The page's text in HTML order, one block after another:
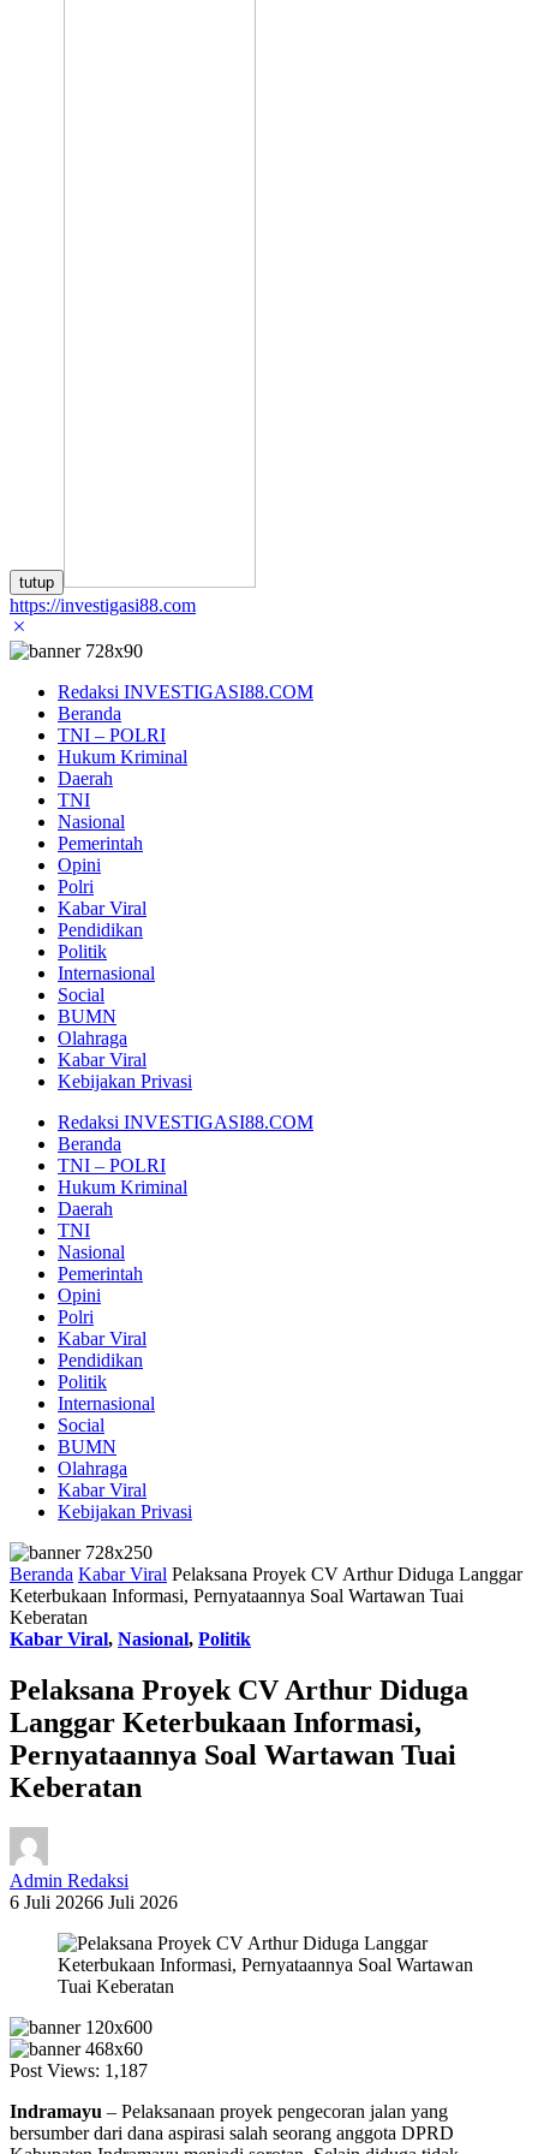
tutup
https://investigasi88.com
Redaksi INVESTIGASI88.COM
Beranda
TNI – POLRI
Hukum Kriminal
Daerah
TNI
Nasional
Pemerintah
Opini
Polri
Kabar Viral
Pendidikan
Politik
Internasional
Social
BUMN
Olahraga
Kabar Viral
Kebijakan Privasi
Redaksi INVESTIGASI88.COM
Beranda
TNI – POLRI
Hukum Kriminal
Daerah
TNI
Nasional
Pemerintah
Opini
Polri
Kabar Viral
Pendidikan
Politik
Internasional
Social
BUMN
Olahraga
Kabar Viral
Kebijakan Privasi
Beranda Kabar Viral Pelaksana Proyek CV Arthur Diduga Langgar
Keterbukaan Informasi, Pernyataannya Soal Wartawan Tuai
Keberatan
Kabar Viral, Nasional, Politik
Pelaksana Proyek CV Arthur Diduga
Langgar Keterbukaan Informasi,
Pernyataannya Soal Wartawan Tuai
Keberatan
Admin Redaksi
6 Juli 20266 Juli 2026
Post Views: 1,187
Indramayu – Pelaksanaan proyek pengecoran jalan yang
bersumber dari dana aspirasi salah seorang anggota DPRD